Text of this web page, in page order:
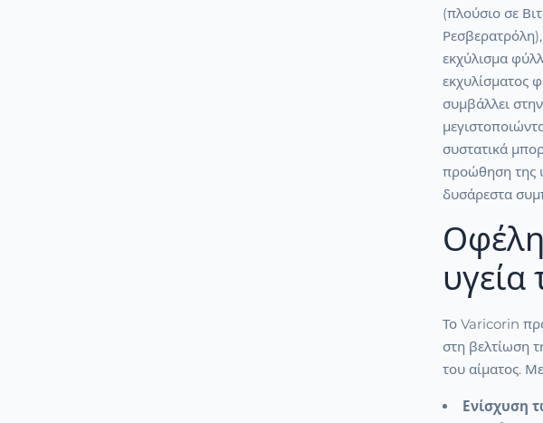
(πλούσιο σε
εκχύλισμα
εκχυλίσματος
συμβάλλει
συστατικά
προώθηση της
δυσάρεστα
Το Varicorin
στη βελτίωση
του αίματος.
Ενίσχυση